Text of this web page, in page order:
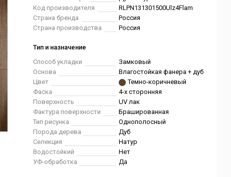
Код производителя
RLPN131301500Ulz4Flam
Страна бренда
Россия
Страна производства
Россия
Тип и назначение
Способ укладки
Замковый
Основа
Влагостойкая фанера + дуб
Цвет
Темно-коричневый
Фаска
4-х сторонняя
Поверхность
UV лак
Фактура поверхности
Брашированная
Тип рисунка
Однополосный
Порода дерева
Дуб
Селекция
Натур
Водостойкий
Нет
УФ-обработка
Да